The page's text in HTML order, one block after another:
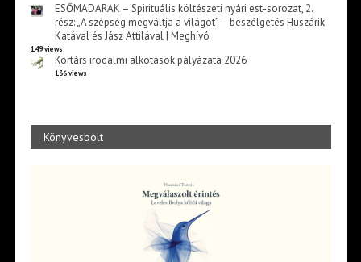
ESŐMADARAK – Spirituális költészeti nyári est-sorozat, 2.
rész: „A szépség megváltja a világot” – beszélgetés Huszárik
Katával és Jász Attilával | Meghívó
149 views
Kortárs irodalmi alkotások pályázata 2026
136 views
Könyvesbolt